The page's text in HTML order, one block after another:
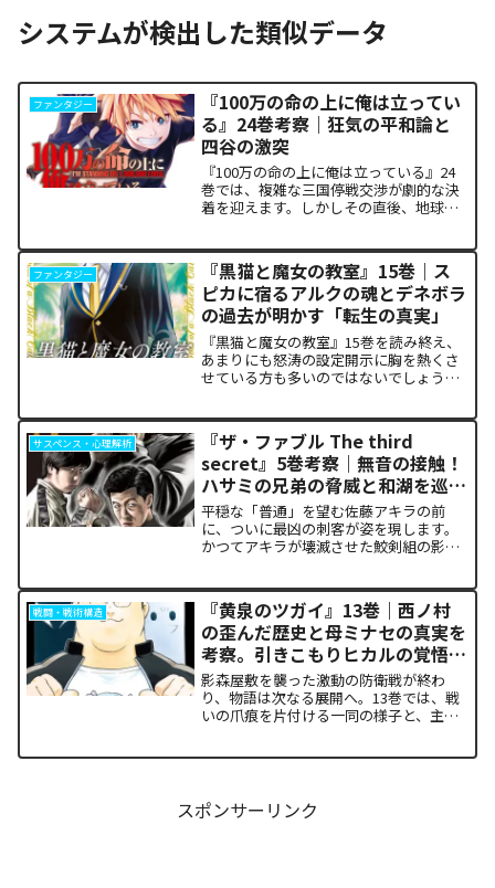
システムが検出した類似データ
ファンタジー
『100万の命の上に俺は立ってい
る』24巻考察｜狂気の平和論と
四谷の激突
『100万の命の上に俺は立っている』24
巻では、複雑な三国停戦交渉が劇的な決
着を迎えます。しかしその直後、地球を
ち塞がります。彼が主張する「狂気の平
和論」と四谷友助たち...
ファンタジー
『黒猫と魔女の教室』15巻｜ス
ピカに宿るアルクの魂とデネボラ
の過去が明かす「転生の真実」
『黒猫と魔女の教室』15巻を読み終え、
あまりにも怒涛の設定開示に胸を熱くさ
せている方も多いのではないでしょう
ドの裏側で、本作最大のミステリーであ
った「アルクの正体」と...
サスペンス・心理解析
『ザ・ファブル The third
secret』5巻考察｜無音の接触！
ハサミの兄弟の脅威と和湖を巡る
因縁の真相
平穏な「普通」を望む佐藤アキラの前
に、ついに最凶の刺客が姿を現します。
かつてアキラが壊滅させた鮫剣組の影に
静寂が、一瞬にして極限の戦場へと変貌
するスリルに、多くの読者が...
戦闘・戦術構造
『黄泉のツガイ』13巻｜西ノ村
の歪んだ歴史と母ミナセの真実を
考察。引きこもりヒカルの覚悟に
震える理由
影森屋敷を襲った激動の防衛戦が終わ
り、物語は次なる展開へ。13巻では、戦
いの爪痕を片付ける一同の様子と、主人
スポンサーリンク